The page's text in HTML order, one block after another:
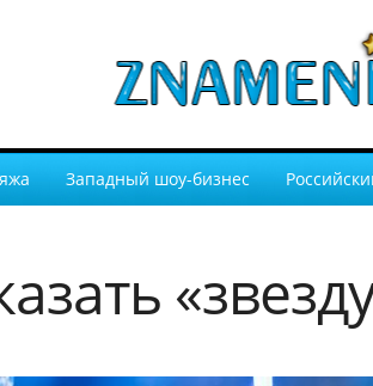
Западный шоу-бизнес